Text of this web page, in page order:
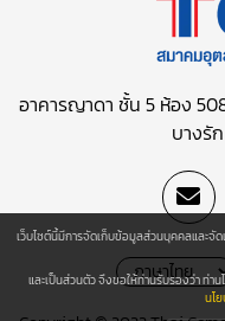
อาคารญาดา ชั้น 5 ห้อง
บางรั
เว็บไซต์นี้มีการจัดเก็บข้อมูลส่วนบุคคลและจั
และเป็นส่วนตัว จึงขอให้ท่านรับรองว่า ท่าน
นโ